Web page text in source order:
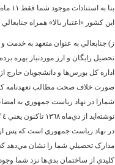
بنا
اين کشور «اعتبار بالا» همراه
ز) جنابعالي به عنوان متعهد به
اداره کل بورس‌ها و دانشجويان خارج
در نهاد رياست جمهوري است که پس از
مدارک تحصيلي شما را نشان مي‌دهد که
کليدي از ساختمان بدي‌ها نزد شما